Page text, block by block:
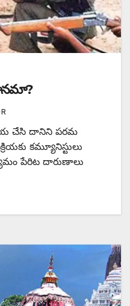
చేసి దానిని పరమ
కమ్యూనిస్టులు
పేరిట దారుణాలు